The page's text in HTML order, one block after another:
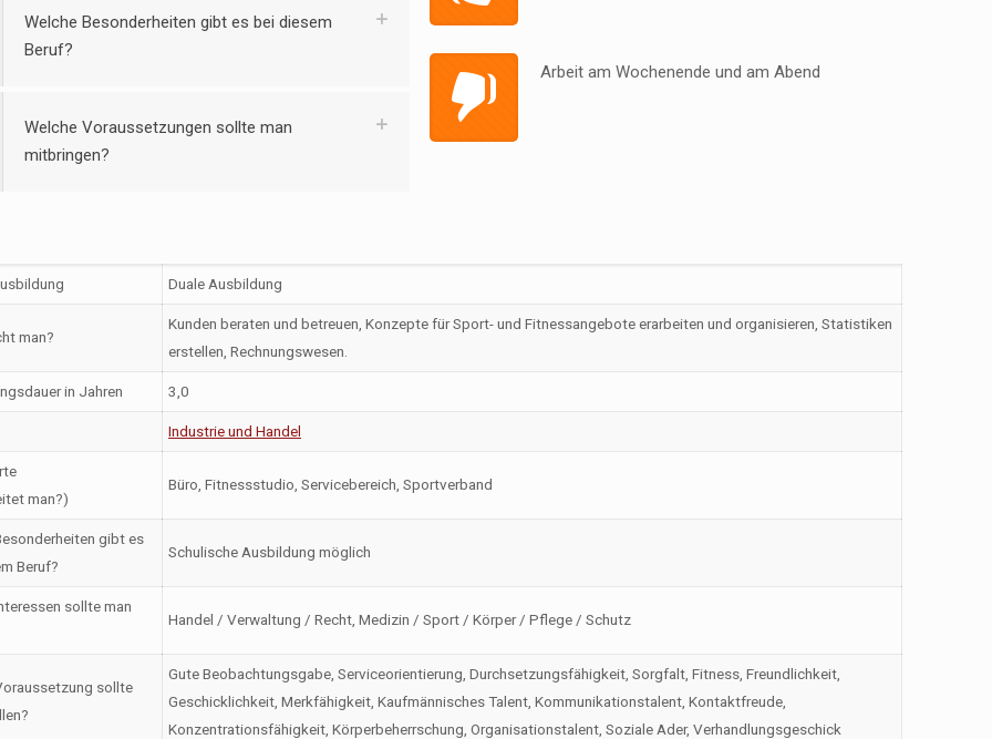
Welche Besonderheiten gibt es bei diesem
Beruf?
Welche Voraussetzungen sollte man
mitbringen?
Arbeit am Wochenende und am Abend
Duale Ausbildung
man?
Kunden beraten und betreuen, Konzepte für Sport- und Fitnessangebote erarbeiten und organisieren, Statistiken
erstellen, Rechnungswesen.
in Jahren 3,0
Industrie und Handel
man?)
Büro, Fitnessstudio, Servicebereich, Sportverband
gibt es
Beruf?
Schulische Ausbildung möglich
sollte man
Handel / Verwaltung / Recht, Medizin / Sport / Körper / Pflege / Schutz
sollte
Gute Beobachtungsgabe, Serviceorientierung, Durchsetzungsfähigkeit, Sorgfalt, Fitness, Freundlichkeit,
Geschicklichkeit, Merkfähigkeit, Kaufmännisches Talent, Kommunikationstalent, Kontaktfreude,
Konzentrationsfähigkeit, Körperbeherrschung, Organisationstalent, Soziale Ader, Verhandlungsgeschick